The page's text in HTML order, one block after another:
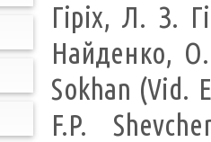
Гіріх, Л. З.
Найденко,
Sokhan (Vid.
F.P.